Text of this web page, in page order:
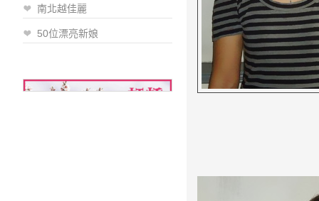
南北越佳麗
50位漂亮新娘